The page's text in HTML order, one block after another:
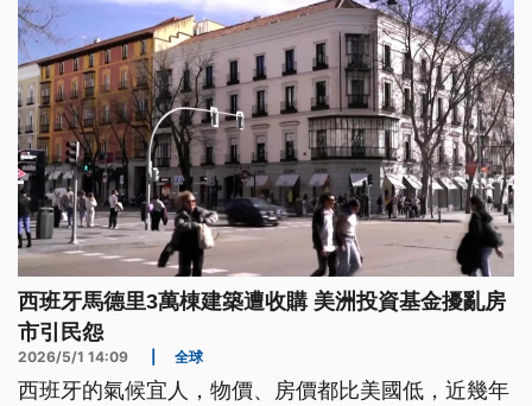
西班牙馬德里3萬棟建築遭收購 美洲投資基金擾亂房
市引民怨
2026/5/1 14:09 全球
西班牙的氣候宜人，物價、房價都比美國低，近幾年